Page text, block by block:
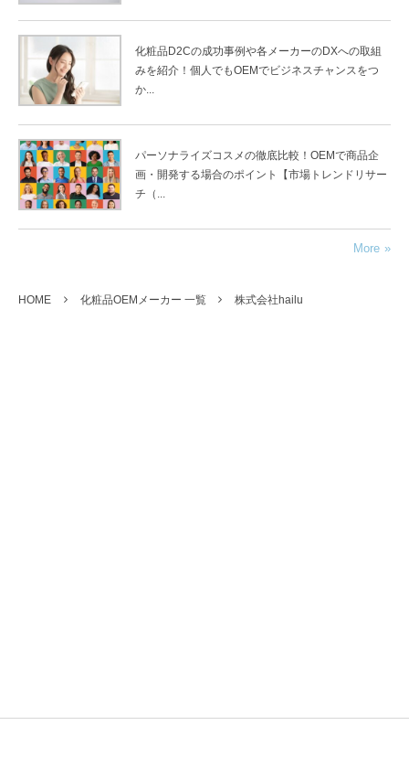
化粧品D2Cの成功事例や各メーカーのDXへの取組
みを紹介！個人でもOEMでビジネスチャンスをつ
か...
パーソナライズコスメの徹底比較！OEMで商品企
画・開発する場合のポイント【市場トレンドリサー
チ（...
More
HOME 化粧品OEMメーカー 一覧 株式会社hailu